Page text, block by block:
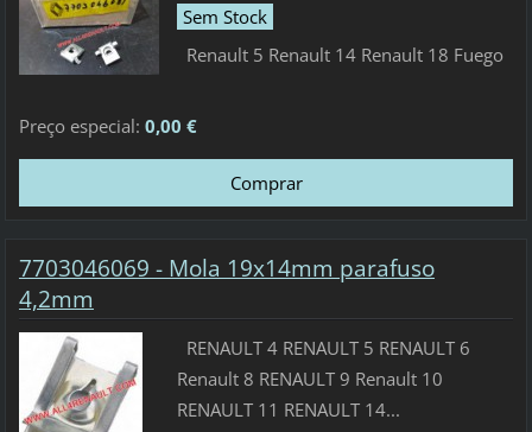
Sem Stock
Renault 5 Renault 14 Renault 18 Fuego
Preço especial: 0,00 €
7703046069 - Mola 19x14mm parafuso
4,2mm
RENAULT 4 RENAULT 5 RENAULT 6
Renault 8 RENAULT 9 Renault 10
RENAULT 11 RENAULT 14...